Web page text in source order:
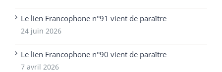
Le lien Francophone n°91 vient de paraître
24 juin 2026
Le lien Francophone n°90 vient de paraître
7 avril 2026